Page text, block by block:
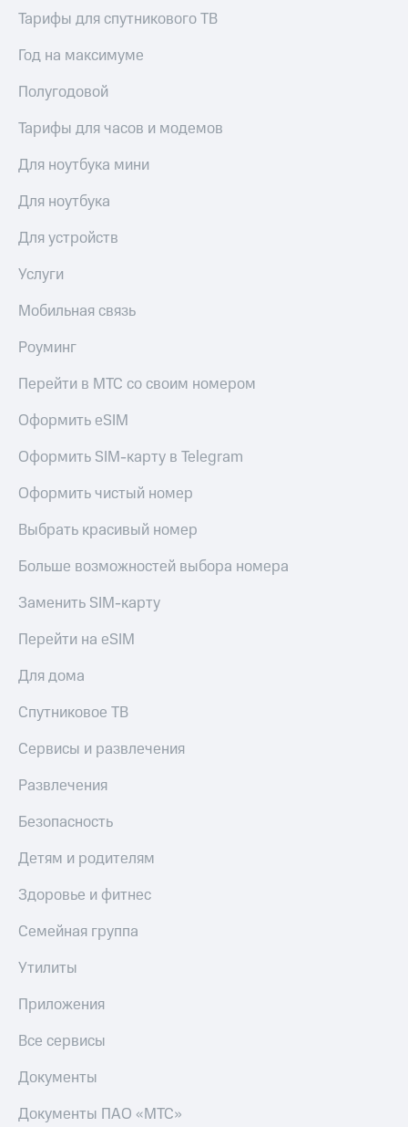
Тарифы для спутникового ТВ
Год на максимуме
Полугодовой
Тарифы для часов и модемов
Для ноутбука мини
Для ноутбука
Для устройств
Услуги
Мобильная связь
Роуминг
Перейти в МТС со своим номером
Оформить eSIM
Оформить SIM-карту в Telegram
Оформить чистый номер
Выбрать красивый номер
Больше возможностей выбора номера
Заменить SIM-карту
Перейти на eSIM
Для дома
Спутниковое ТВ
Сервисы и развлечения
Развлечения
Безопасность
Детям и родителям
Здоровье и фитнес
Семейная группа
Утилиты
Приложения
Все сервисы
Документы
Документы ПАО «МТС»